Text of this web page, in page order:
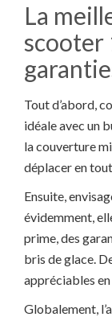
La
scooter
Tout d’abord,
idéale avec un
la couverture
déplacer en
Ensuite,
évidemment,
prime, des
bris de glace.
appréciables
Globalement,